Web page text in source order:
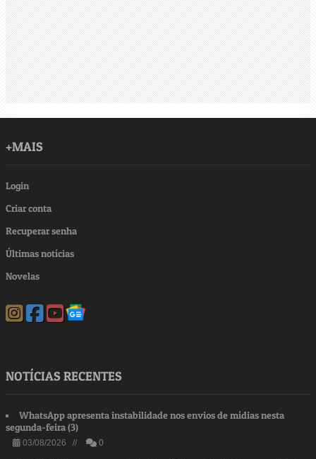
+MAIS
Login
Criar conta
Recuperar senha
Últimas notícias
Novelas
NOTÍCIAS RECENTES
WhatsApp apresenta instabilidade nos envios de mídias nesta
segunda-feira (3)
03/08/2026 // 0